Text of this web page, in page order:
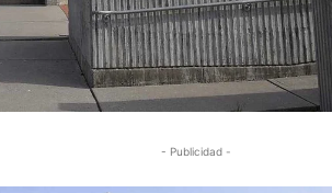
- Publicidad -